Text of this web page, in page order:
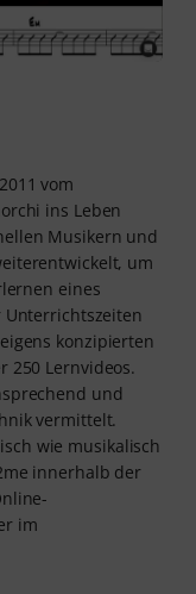
vom
ins Leben
Musikern und
um
eines
konzipierten
250 Lernvideos.
und
vermittelt.
wie musikalisch
innerhalb der
im